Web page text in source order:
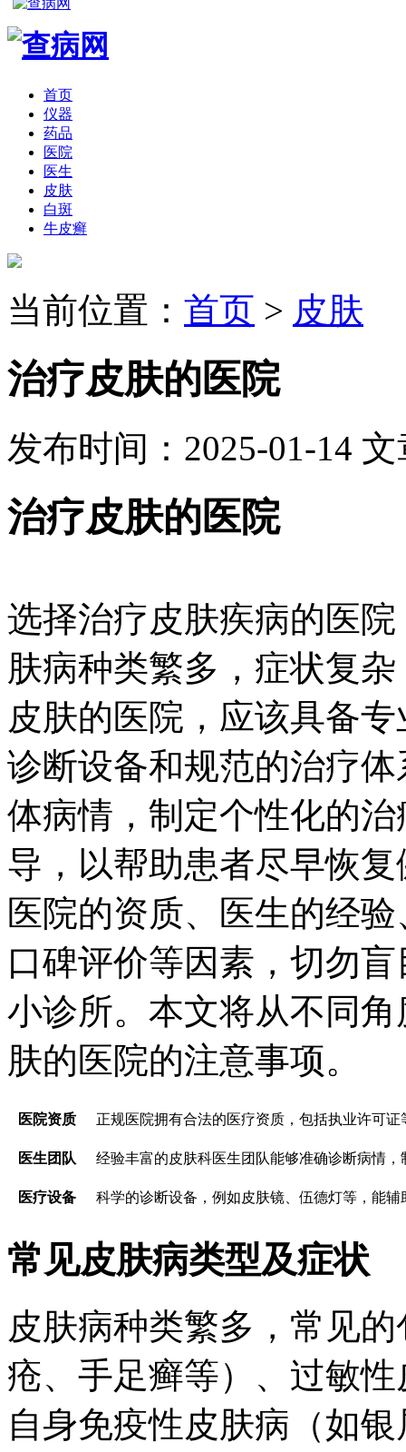
首页
仪器
药品
医院
医生
皮肤
白斑
牛皮癣
当前位置： 首页 > 皮肤
治疗皮肤的医院
发布时间：2025-01-14 文
治疗皮肤的医院
选择治疗皮肤疾病的医
肤病种类繁多，症状复
皮肤的医院，应该具备
诊断设备和规范的治疗
体病情，制定个性化的
导，以帮助患者尽早恢
医院的资质、医生的经
口碑评价等因素，切勿
小诊所。本文将从不同
肤的医院的注意事项。
医院资质 正规医院拥有合法的医疗资质，包括执业许可
医生团队 经验丰富的皮肤科医生团队能够准确诊断病情
医疗设备 科学的诊断设备，例如皮肤镜、伍德灯等，能
常见皮肤病类型及症状
皮肤病种类繁多，常见
疮、手足癣等）、过敏
自身免疫性皮肤病（如